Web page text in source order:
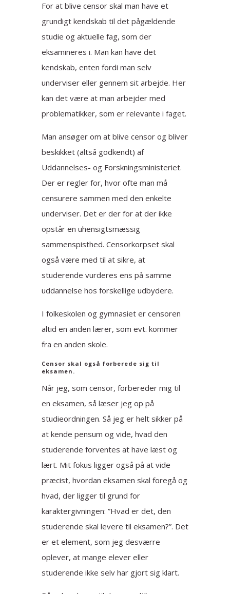
For at blive censor skal man have et
grundigt kendskab til det pågældende
studie og aktuelle fag, som der
eksamineres i. Man kan have det
kendskab, enten fordi man selv
underviser eller gennem sit arbejde. Her
kan det være at man arbejder med
problematikker, som er relevante i faget.
Man ansøger om at blive censor og bliver
beskikket (altså godkendt) af
Uddannelses- og Forskningsministeriet.
Der er regler for, hvor ofte man må
censurere sammen med den enkelte
underviser. Det er der for at der ikke
opstår en uhensigtsmæssig
sammenspisthed. Censorkorpset skal
også være med til at sikre, at
studerende vurderes ens på samme
uddannelse hos forskellige udbydere.
I folkeskolen og gymnasiet er censoren
altid en anden lærer, som evt. kommer
fra en anden skole.
Censor skal også forberede sig til
eksamen.
Når jeg, som censor, forbereder mig til
en eksamen, så læser jeg op på
studieordningen. Så jeg er helt sikker på
at kende pensum og vide, hvad den
studerende forventes at have læst og
lært. Mit fokus ligger også på at vide
præcist, hvordan eksamen skal foregå og
hvad, der ligger til grund for
karaktergivningen: ”Hvad er det, den
studerende skal levere til eksamen?”. Det
er et element, som jeg desværre
oplever, at mange elever eller
studerende ikke selv har gjort sig klart.